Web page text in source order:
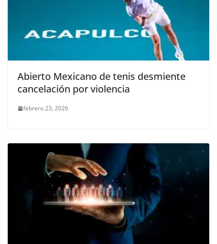
Abierto Mexicano de tenis desmiente
cancelación por violencia
febrero 23, 2026